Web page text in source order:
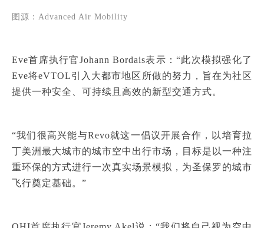
图源： Advanced Air Mobility
Eve首席执行官Johann Bordais表示：“此次模拟强化了
Eve将eVTOL引入大都市地区所做的努力，旨在为社区
提供一种安全、可持续且高效的新型交通方式。
“我们很高兴能与Revo就这一倡议开展合作，以培育拉
丁美洲最大城市的城市空中出行市场，目标是以一种注
重环保的方式进行一次真实场景模拟，为圣保罗的城市
飞行奠定基础。”